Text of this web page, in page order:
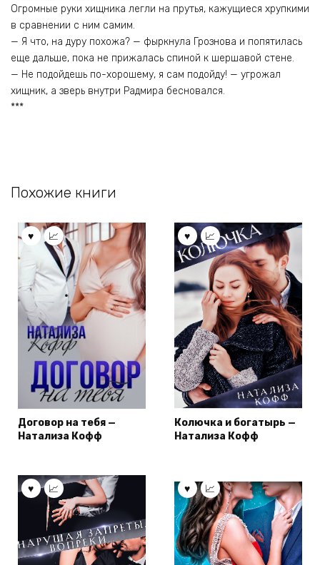
Огромные руки хищника легли на прутья, кажущиеся хрупкими
в сравнении с ним самим.
— Я что, на дуру похожа? — фыркнула Грознова и попятилась
еще дальше, пока не прижалась спиной к шершавой стене.
— Не подойдешь по-хорошему, я сам подойду! — угрожал
хищник, а зверь внутри Радмира бесновался.
***
Похожие книги
Договор на тебя —
Натализа Кофф
Колючка и богатырь —
Натализа Кофф